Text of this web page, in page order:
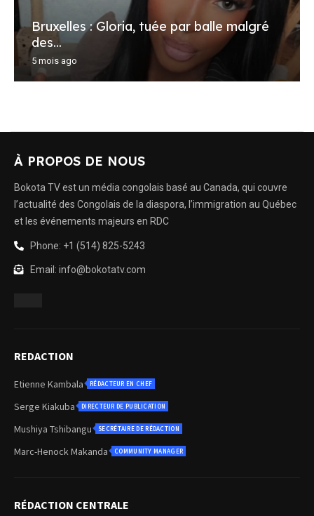
Bruxelles : Gloria, tuée par balle malgré
des...
5 mois ago
À PROPOS DE NOUS
Bokota TV est un média congolais basé au Canada, qui couvre
l’actualité des Congolais de la diaspora, l’immigration au Québec
et les événements majeurs en RDC
Phone: +1 (514) 825-5243
Email: info@bokotatv.com
REDACTION
Etienne Kambala RÉDACTEUR EN CHEF
Serge Kiakuba DIRECTEUR DE PUBLICATION
Mushiya Tshibangu SECRÉTAIRE DE RÉDACTION
Marc-Henock Makanda COMMUNITY MANAGER
RÉDACTION CENTRALE